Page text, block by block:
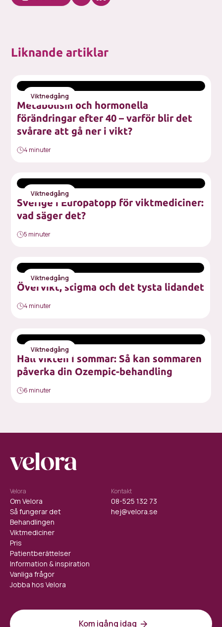
Liknande artiklar
Viktnedgång
Metabolism och hormonella
förändringar efter 40 – varför blir det
svårare att gå ner i vikt?
4 minuter
Viktnedgång
Sverige i Europatopp för viktmediciner:
vad säger det?
5 minuter
Viktnedgång
Övervikt, stigma och det tysta lidandet
4 minuter
Viktnedgång
Håll vikten i sommar: Så kan sommaren
påverka din Ozempic-behandling
6 minuter
Kom igång idag
Velora
Om Velora
Så fungerar det
Behandlingen
Viktmediciner
Pris
Patientberättelser
Information & inspiration
Vanliga frågor
Jobba hos Velora
Kontakt
08-525 132 73
hej@velora.se